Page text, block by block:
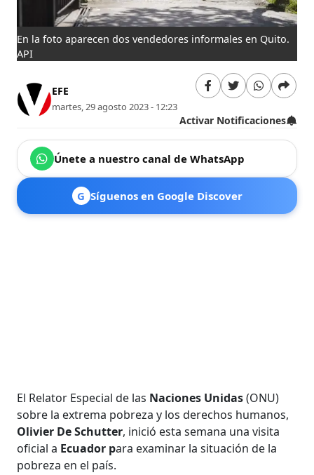
En la foto aparecen dos vendedores informales en Quito.
API
EFE
martes, 29 agosto 2023 - 12:23
Activar Notificaciones
Únete a nuestro canal de WhatsApp
G Síguenos en Google Discover
El Relator Especial de las Naciones Unidas(ONU)
sobre la extrema pobreza y los derechos humanos,
Olivier De Schutter, inició esta semana una visita
oficial a Ecuador para examinar la situación de la
pobreza en el país.